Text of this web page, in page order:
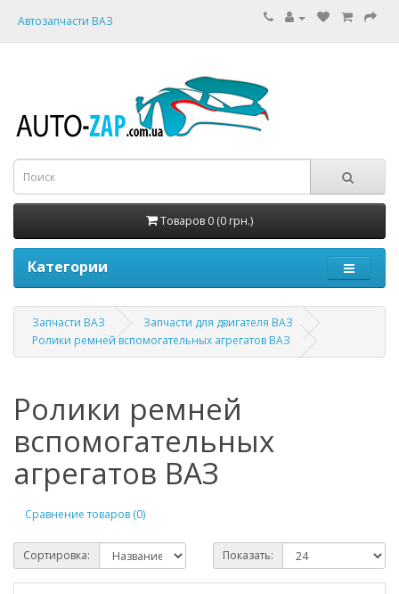
Автозапчасти ВАЗ
Товаров 0 (0 грн.)
Категории
Запчасти ВАЗ
Запчасти для двигателя ВАЗ
Ролики ремней вспомогательных агрегатов ВАЗ
Ролики ремней
вспомогательных
агрегатов ВАЗ
Сравнение товаров (0)
Сортировка: Показать: